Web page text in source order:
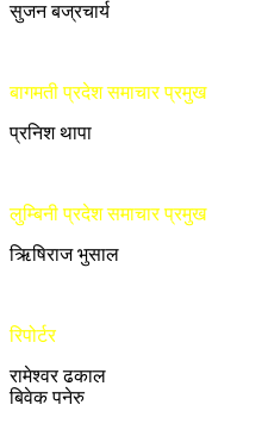
सुजन बज्रचार्य
बागमती प्रदेश समाचार प्रमुख
प्रनिश थापा
लुम्बिनी प्रदेश समाचार प्रमुख
ऋिषिराज भुसाल
रिपोर्टर
रामेश्वर ढकाल
बिवेक पनेरु